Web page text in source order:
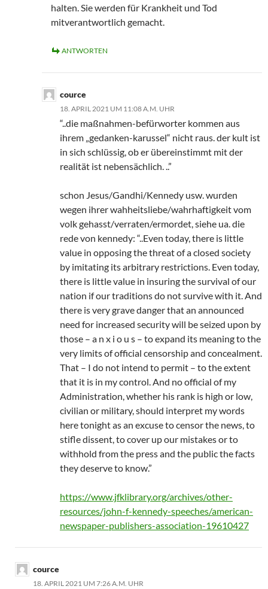
halten. Sie werden für Krankheit und Tod
mitverantwortlich gemacht.
ANTWORTEN
cource
18. APRIL 2021 UM 11:08 A.M. UHR
“..die maßnahmen-befürworter kommen aus
ihrem „gedanken-karussel“ nicht raus. der kult ist
in sich schlüssig, ob er übereinstimmt mit der
realität ist nebensächlich. ..”
schon Jesus/Gandhi/Kennedy usw. wurden
wegen ihrer wahheitsliebe/wahrhaftigkeit vom
volk gehasst/verraten/ermordet, siehe ua. die
rede von kennedy: “..Even today, there is little
value in opposing the threat of a closed society
by imitating its arbitrary restrictions. Even today,
there is little value in insuring the survival of our
nation if our traditions do not survive with it. And
there is very grave danger that an announced
need for increased security will be seized upon by
those – a n x i o u s – to expand its meaning to the
very limits of official censorship and concealment.
That – I do not intend to permit – to the extent
that it is in my control. And no official of my
Administration, whether his rank is high or low,
civilian or military, should interpret my words
here tonight as an excuse to censor the news, to
stifle dissent, to cover up our mistakes or to
withhold from the press and the public the facts
they deserve to know.”
https://www.jfklibrary.org/archives/other-
resources/john-f-kennedy-speeches/american-
newspaper-publishers-association-19610427
cource
18. APRIL 2021 UM 7:26 A.M. UHR